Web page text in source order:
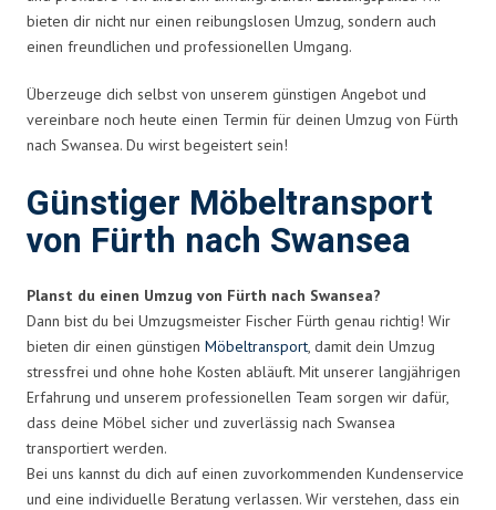
bieten dir nicht nur einen reibungslosen Umzug, sondern auch
einen freundlichen und professionellen Umgang.
Überzeuge dich selbst von unserem günstigen Angebot und
vereinbare noch heute einen Termin für deinen Umzug von Fürth
nach Swansea. Du wirst begeistert sein!
Günstiger Möbeltransport
von Fürth nach Swansea
Planst du einen Umzug von Fürth nach Swansea?
Dann bist du bei Umzugsmeister Fischer Fürth genau richtig! Wir
bieten dir einen günstigen Möbeltransport, damit dein Umzug
stressfrei und ohne hohe Kosten abläuft. Mit unserer langjährigen
Erfahrung und unserem professionellen Team sorgen wir dafür,
dass deine Möbel sicher und zuverlässig nach Swansea
transportiert werden.
Bei uns kannst du dich auf einen zuvorkommenden Kundenservice
und eine individuelle Beratung verlassen. Wir verstehen, dass ein